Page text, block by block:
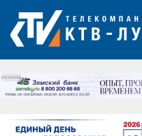
РЕКЛАМА